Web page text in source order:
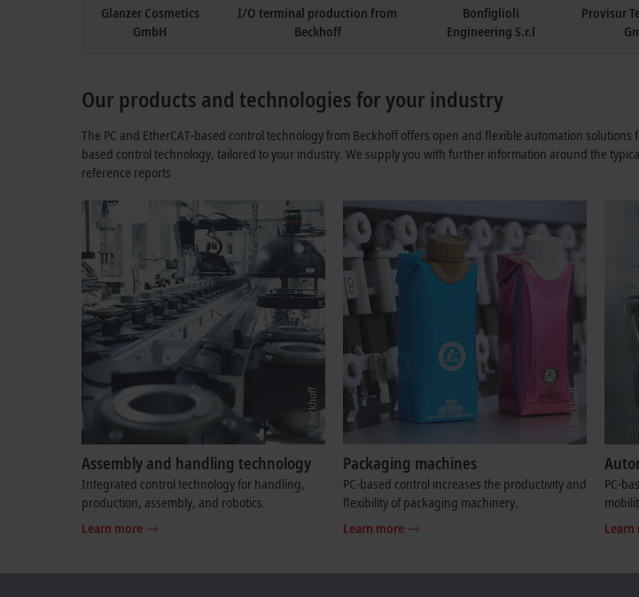
Glanzer Cosmetics
GmbH
I/O terminal production from
Beckhoff
Bonfiglioli
Engineering S.r.l
Provisur
Our products and technologies for your industry
The PC and EtherCAT-based control technology from Beckhoff offers open and flexible automation
based control technology, tailored to your industry. We supply you with further information around the
reference reports
Assembly and handling technology
Integrated control technology for handling,
production, assembly, and robotics.
Learn more
Packaging machines
PC-based control increases the productivity and
flexibility of packaging machinery.
Learn more
PC-
Learn